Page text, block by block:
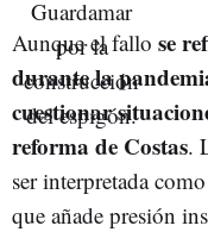
Aunque el fallo se
durante la
cuestionar
reforma de Costas.
ser interpretada
que añade presión